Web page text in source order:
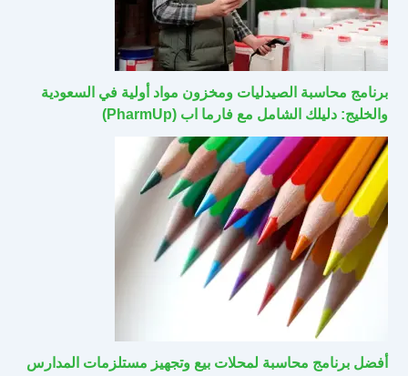
برنامج محاسبة الصيدليات ومخزون مواد أولية في السعودية
والخليج: دليلك الشامل مع فارما اب (PharmUp)
أفضل برنامج محاسبة لمحلات بيع وتجهيز مستلزمات المدارس